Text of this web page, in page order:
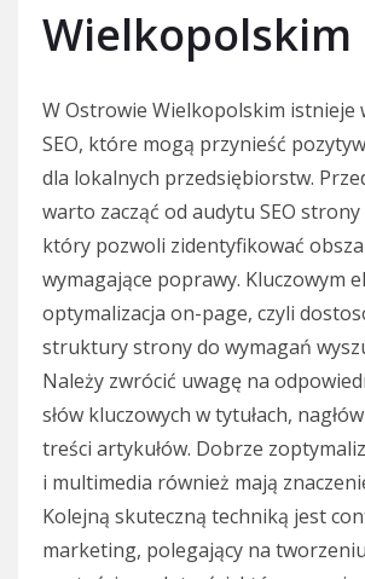
Wielkopolskim
W Ostrowie Wielkopolskim istnieje
SEO, które mogą przynieść
dla lokalnych przedsiębiorstw.
warto zacząć od audytu SEO
który pozwoli zidentyfikować
wymagające poprawy. Kluczowym
optymalizacja on-page, czyli
struktury strony do wymagań
Należy zwrócić uwagę na
słów kluczowych w tytułach,
treści artykułów. Dobrze
i multimedia również mają
Kolejną skuteczną techniką jest
marketing, polegający na tworzeniu